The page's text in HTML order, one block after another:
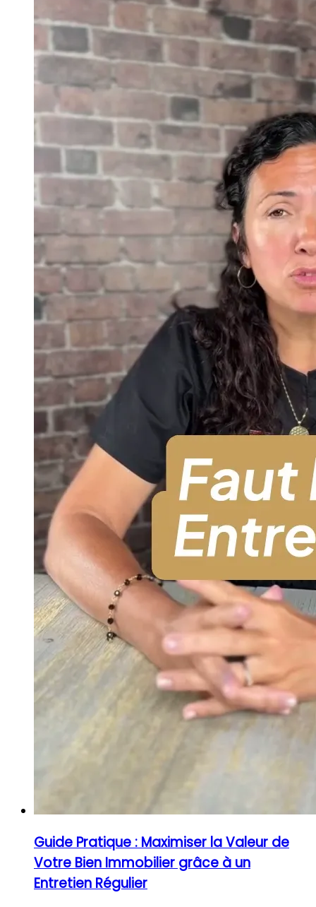
Guide Pratique : Maximiser la Valeur de
Votre Bien Immobilier grâce à un
Entretien Régulier